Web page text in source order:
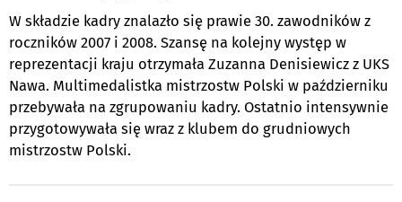
W składzie kadry znalazło się prawie 30. zawodników z
roczników 2007 i 2008. Szansę na kolejny występ w
reprezentacji kraju otrzymała Zuzanna Denisiewicz z UKS
Nawa. Multimedalistka mistrzostw Polski w październiku
przebywała na zgrupowaniu kadry. Ostatnio intensywnie
przygotowywała się wraz z klubem do grudniowych
mistrzostw Polski.